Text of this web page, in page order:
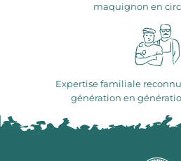
maquignon en
Expertise familiale
génération en